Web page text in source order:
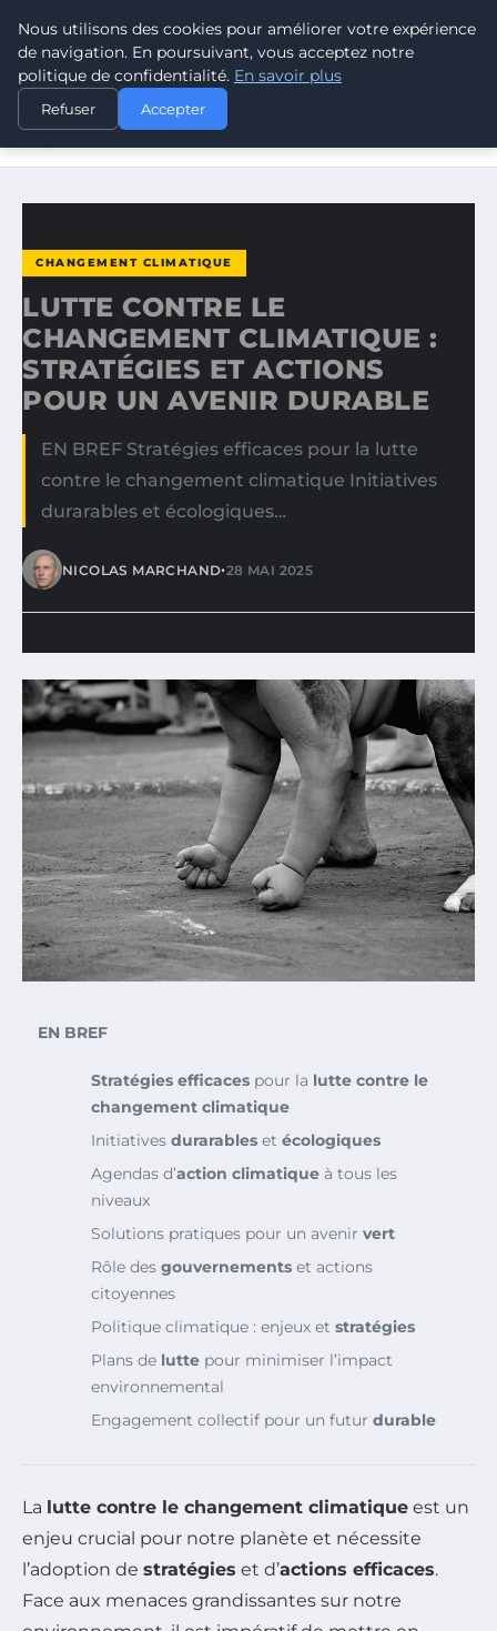
CLIMATE RESPONSE BLOG
ACCUEIL
CHANGEMENT CLIMATIQUE
LUTTE CONTRE LE CHANGEMENT CLIMATIQUE : STRATÉGIES
CHANGEMENT CLIMATIQUE
LUTTE CONTRE LE
CHANGEMENT CLIMATIQUE :
STRATÉGIES ET ACTIONS
POUR UN AVENIR DURABLE
EN BREF Stratégies efficaces pour la lutte
contre le changement climatique Initiatives
durarables et écologiques…
NICOLAS MARCHAND•28 MAI 2025
EN BREF
Stratégies efficaces pour la lutte contre le
changement climatique
Initiatives durarables et écologiques
Agendas d’action climatique à tous les
niveaux
Solutions pratiques pour un avenir vert
Rôle des gouvernements et actions
citoyennes
Politique climatique : enjeux et stratégies
Plans de lutte pour minimiser l’impact
environnemental
Engagement collectif pour un futur durable
La lutte contre le changement climatique est un
enjeu crucial pour notre planète et nécessite
l’adoption de stratégies et d’actions efficaces.
Face aux menaces grandissantes sur notre
Nous utilisons des cookies pour améliorer votre expérience
de navigation. En poursuivant, vous acceptez notre
politique de confidentialité. En savoir plus
Refuser Accepter